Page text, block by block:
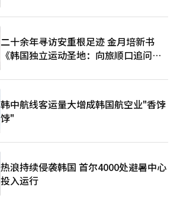
二十余年寻访安重根足迹 金月培新书
《韩国独立运动圣地：向旅顺口追问历
韩中航线客运量大增成韩国航空业"香饽
饽"
热浪持续侵袭韩国 首尔4000处避暑中心
投入运行